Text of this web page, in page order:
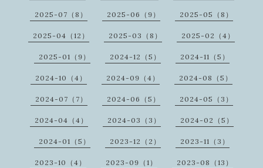
2025-07（8） 2025-06（9） 2025-05（8）
2025-04（12） 2025-03（8） 2025-02（4）
2025-01（9） 2024-12（5） 2024-11（5）
2024-10（4） 2024-09（4） 2024-08（5）
2024-07（7） 2024-06（5） 2024-05（3）
2024-04（4） 2024-03（3） 2024-02（5）
2024-01（5） 2023-12（2） 2023-11（3）
2023-10（4） 2023-09（1） 2023-08（13）